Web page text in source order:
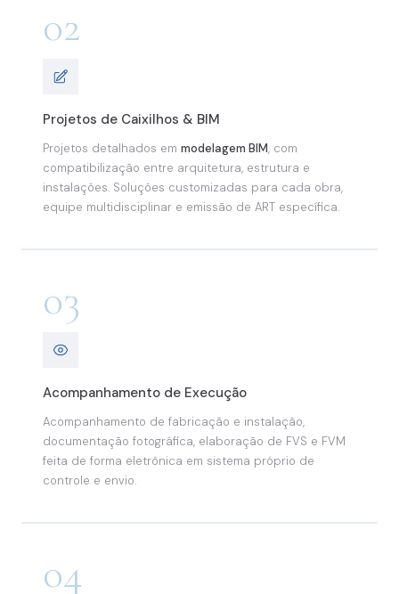
02
Projetos de Caixilhos & BIM
Projetos detalhados em modelagem BIM, com
compatibilização entre arquitetura, estrutura e
instalações. Soluções customizadas para cada obra,
equipe multidisciplinar e emissão de ART específica.
03
Acompanhamento de Execução
Acompanhamento de fabricação e instalação,
documentação fotográfica, elaboração de FVS e FVM
feita de forma eletrônica em sistema próprio de
controle e envio.
04